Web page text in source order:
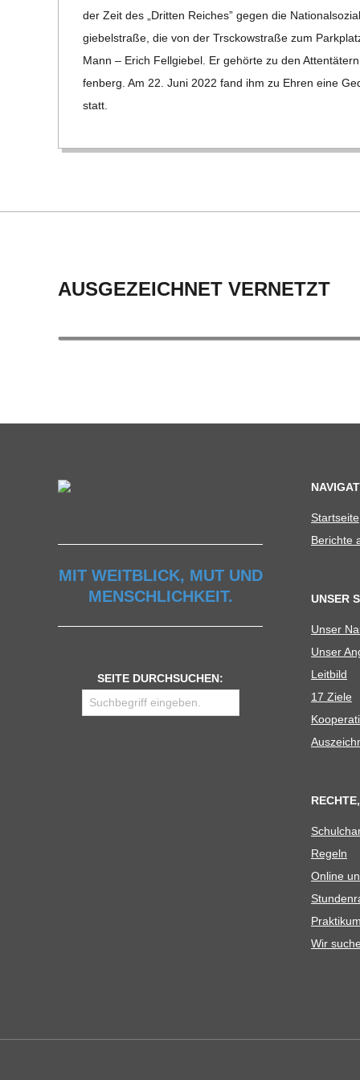
C
H
M
I
D
-
S
H
L
E
der Zeit des „Drit­ten Rei­ches” gegen die
gie­bel­straße, die von der Trsc­kow­straße zum
Mann – Erich Fell­gie­bel. Er gehörte zu den
fen­berg. Am 22. Juni 2022 fand ihm zu Ehren eine
statt.
AUSGEZEICHNET VERNETZT
MIT WEITBLICK, MUT UND
MENSCHLICHKEIT.
SEITE DURCHSUCHEN:
Start­seite
Berichte
UNSER
Unser
Unser
Leit­bild
17 Ziele
Regeln
Online
Wir